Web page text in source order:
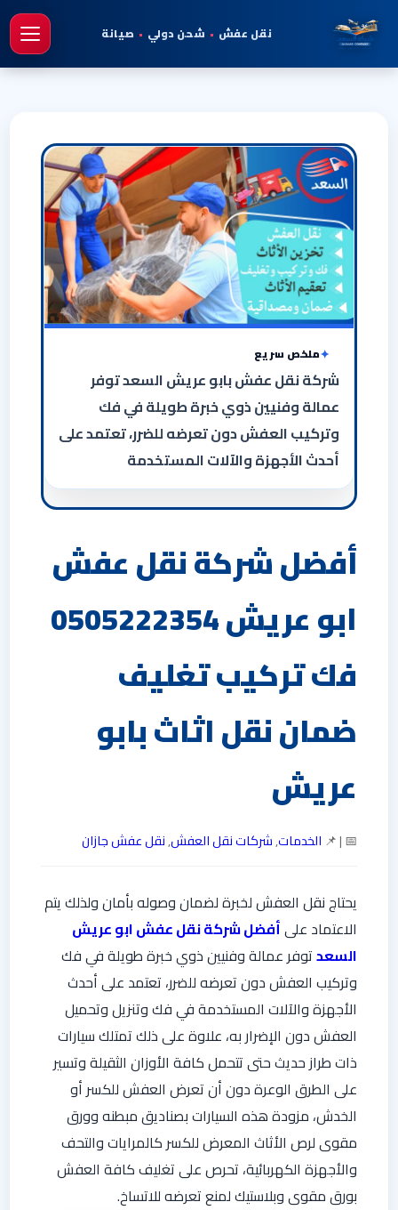
نقل عفش • شحن دولي • صيانة
ملخص سريع
شركة نقل عفش بابو عريش السعد توفر
عمالة وفنيين ذوي خبرة طويلة في فك
وتركيب العفش دون تعرضه للضرر، تعتمد على
أحدث الأجهزة والآلات المستخدمة
أفضل شركة نقل عفش
ابو عريش 0505222354
فك تركيب تغليف
ضمان نقل اثاث بابو
عريش
📅 | 📌 الخدمات,شركات نقل العفش,نقل عفش جازان
يحتاج نقل العفش لخبرة لضمان وصوله بأمان ولذلك يتم
الاعتماد علىأفضل شركة نقل عفش ابو عريش
السعدتوفر عمالة وفنيين ذوي خبرة طويلة في فك
وتركيب العفش دون تعرضه للضرر، تعتمد على أحدث
الأجهزة والآلات المستخدمة في فك وتنزيل وتحميل
العفش دون الإضرار به، علاوة على ذلك تمتلك سيارات
ذات طراز حديث حتى تتحمل كافة الأوزان الثقيلة وتسير
على الطرق الوعرة دون أن تعرض العفش للكسر أو
الخدش، مزودة هذه السيارات بصناديق مبطنه وورق
مقوى لرص الأثاث المعرض للكسر كالمرايات والتحف
والأجهزة الكهربائية، تحرص على تغليف كافة العفش
بورق مقوى وبلاستيك لمنع تعرضه للاتساخ.